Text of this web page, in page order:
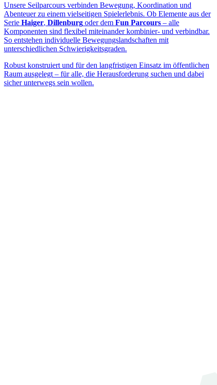
Unsere Seilparcours verbinden Bewegung, Koordination und
Abenteuer zu einem vielseitigen Spielerlebnis. Ob Elemente aus der
Serie Haiger, Dillenburg oder dem Fun Parcours – alle
Komponenten sind flexibel miteinander kombinier- und verbindbar.
So entstehen individuelle Bewegungslandschaften mit
unterschiedlichen Schwierigkeitsgraden.
Robust konstruiert und für den langfristigen Einsatz im öffentlichen
Raum ausgelegt – für alle, die Herausforderung suchen und dabei
sicher unterwegs sein wollen.